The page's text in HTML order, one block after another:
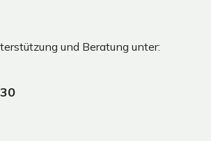
und Beratung unter: